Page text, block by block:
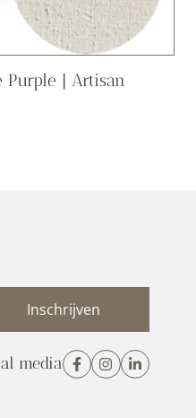
Purple | Artisan
media